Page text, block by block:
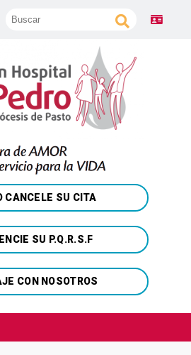
CANCELE SU CITA
SU P.Q.R.S.F
CON NOSOTROS